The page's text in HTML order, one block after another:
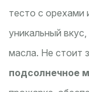
тесто с орехами
уникальный
масла. Не стоит
подсолнечное